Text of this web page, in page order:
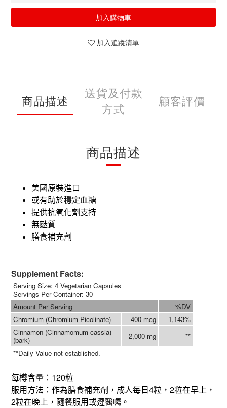
加入購物車
加入追蹤清單
商品描述
送貨及付款
方式
顧客評價
商品描述
美國原裝進口
或有助於穩定血糖
提供抗氧化劑支持
無麩質
膳食補充劑
Supplement Facts:
Serving Size: 4 Vegetarian Capsules
Servings Per Container: 30
Amount Per Serving
%DV
Chromium (Chromium Picolinate)
400 mcg
1,143%
Cinnamon (Cinnamomum cassia)
(bark)
2,000 mg
**
**Daily Value not established.
每樽含量： 120粒
服用方法：作為膳食補充劑，成人每日 4粒， 2粒在早上，
2粒在晚上，隨餐服用或遵醫囑。